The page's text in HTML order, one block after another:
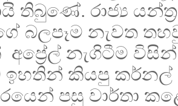
තිබුණේ. රාජ්‍ය
බලපෑම නැවත
නැගිටීම විසින්
ඉහතින් කියපු
පසු වාර්තා